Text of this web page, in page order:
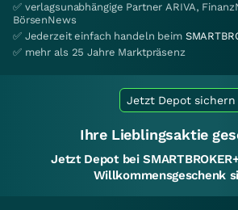
✅ verlagsunabhängige Partner ARIVA,
BörsenNews
✅ Jederzeit einfach handeln beim
✅ mehr als 25 Jahre Marktpräsenz
Jetzt Depot sichern
Ihre Lieblingsaktie
Jetzt Depot bei
Willkommensgeschenk